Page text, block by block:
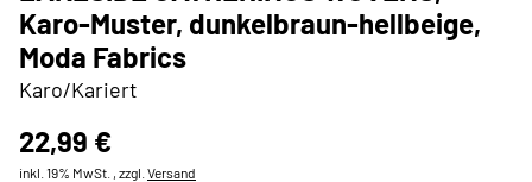
Karo-Muster, dunkelbraun-hellbeige,
Moda Fabrics
Karo/Kariert
22,99 €
inkl. 19% MwSt. , zzgl. Versand